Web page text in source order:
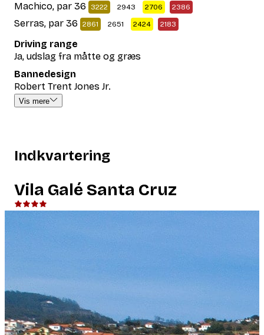
Machico, par 36 3222 2943 2706 2386
Serras, par 36 2861 2651 2424 2183
Driving range
Ja, udslag fra måtte og græs
Bannedesign
Robert Trent Jones Jr.
Vis mere
Indkvartering
Vila Galé Santa Cruz